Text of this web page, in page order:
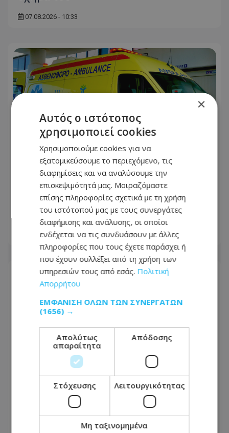
07.08.2026 - 10:33
Δίνει μάχη 16χρονος μετά από
τροχαίο: Παρασύρθηκε από
μεθυσμένο οδηγό
07.08.2026 - 10:05
Κλειστή βασική διασταύρωση στον
Στρόβολο – Οδικά έργα φέρνουν
×
Αυτός ο ιστότοπος
χρησιμοποιεί cookies
Χρησιμοποιούμε cookies για να
εξατομικεύσουμε το περιεχόμενο, τις
διαφημίσεις και να αναλύσουμε την
επισκεψιμότητά μας. Μοιραζόμαστε
επίσης πληροφορίες σχετικά με τη χρήση
του ιστότοπού μας με τους συνεργάτες
διαφήμισης και ανάλυσης, οι οποίοι
ενδέχεται να τις συνδυάσουν με άλλες
πληροφορίες που τους έχετε παράσχει ή
που έχουν συλλέξει από τη χρήση των
υπηρεσιών τους από εσάς. Πολιτική
Απορρήτου
ΕΜΦΆΝΙΣΗ ΌΛΩΝ ΤΩΝ ΣΥΝΕΡΓΑΤΏΝ
(1656) →
Απολύτως
απαραίτητα
Απόδοσης
Στόχευσης Λειτουργικότητας
Μη ταξινομημένα